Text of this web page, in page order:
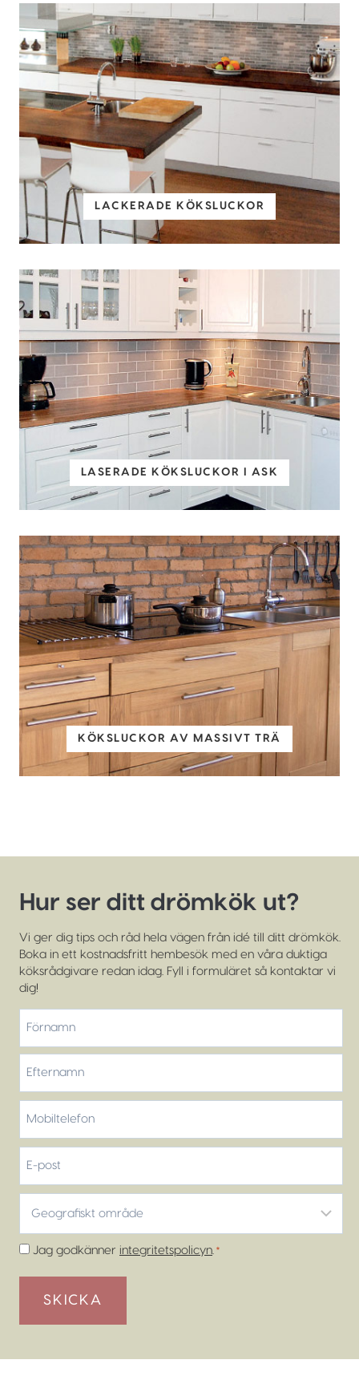
LACKERADE KÖKSLUCKOR
LASERADE KÖKSLUCKOR I ASK
KÖKSLUCKOR AV MASSIVT TRÄ
Hur ser ditt drömkök ut?
Vi ger dig tips och råd hela vägen från idé till ditt drömkök.
Boka in ett kostnadsfritt hembesök med en våra duktiga
köksrådgivare redan idag. Fyll i formuläret så kontaktar vi
dig!
Efternamn
post
område
*
Samtycke
Jag godkänner integritetspolicyn. *